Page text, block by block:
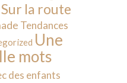
Sur la route
Tendances
Une
mots
des enfants